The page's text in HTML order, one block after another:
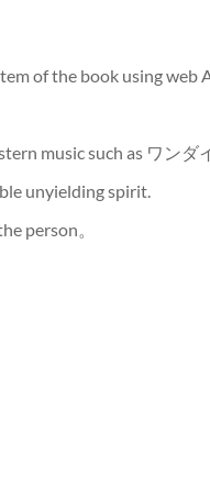
of the book using web
music such as ワンダ
unyielding spirit.
person。